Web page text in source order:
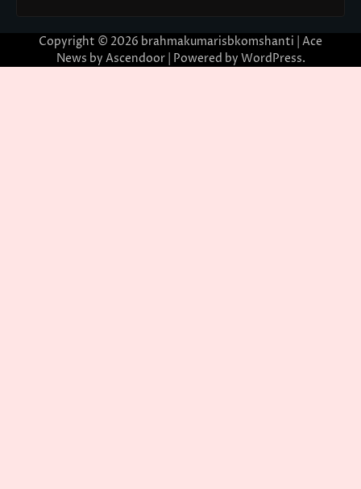
Copyright © 2026 brahmakumarisbkomshanti | Ace
News by Ascendoor| Powered by WordPress.